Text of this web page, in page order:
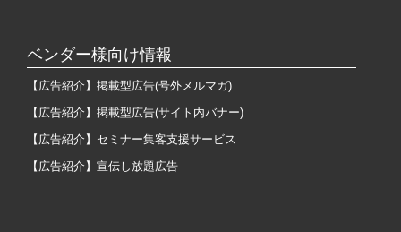
ベンダー様向け情報
【広告紹介】掲載型広告(号外メルマガ)
【広告紹介】掲載型広告(サイト内バナー)
【広告紹介】セミナー集客支援サービス
【広告紹介】宣伝し放題広告